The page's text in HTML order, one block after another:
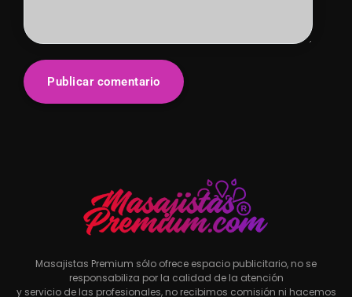
Masajistas Premium sólo ofrece espacio publicitario, no se
responsabiliza por la calidad de la atención
y servicio de las profesionales, no recibimos comisión ni hacemos